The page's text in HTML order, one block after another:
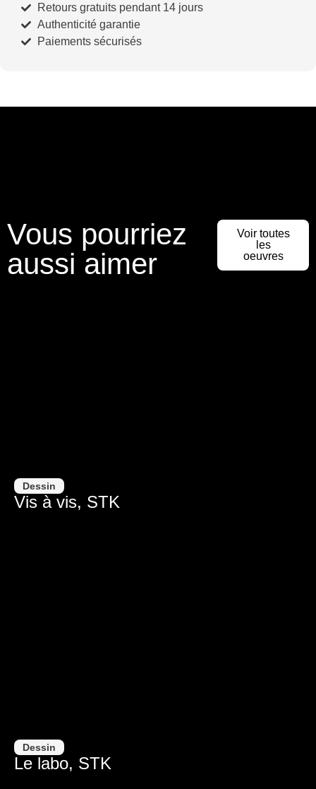
Retours gratuits pendant 14 jours
Authenticité garantie
Paiements sécurisés
Vous pourriez
aussi aimer
Voir toutes
les
oeuvres
Dessin
Vis à vis, STK
Dessin
Le labo, STK